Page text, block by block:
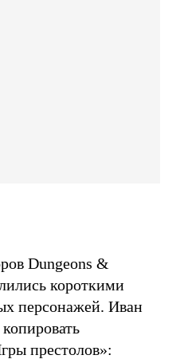
Dungeons &
короткими
персонажей. Иван
престолов»: